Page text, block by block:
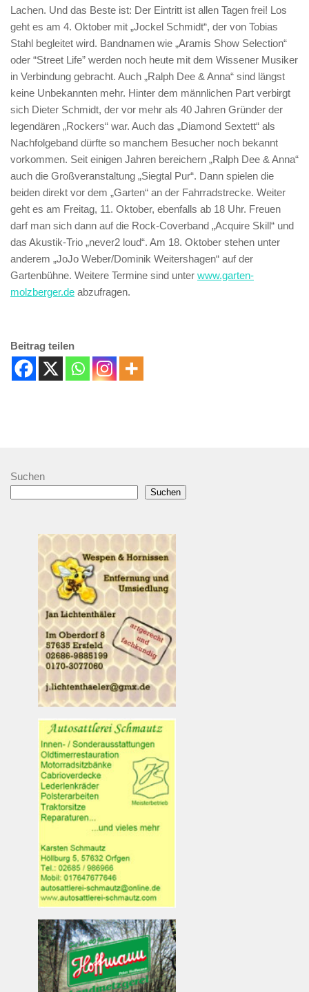
Lachen. Und das Beste ist: Der Eintritt ist allen Tagen frei! Los
geht es am 4. Oktober mit „Jockel Schmidt“, der von Tobias
Stahl begleitet wird. Bandnamen wie „Aramis Show Selection“
oder “Street Life” werden noch heute mit dem Wissener Musiker
in Verbindung gebracht. Auch „Ralph Dee & Anna“ sind längst
keine Unbekannten mehr. Hinter dem männlichen Part verbirgt
sich Dieter Schmidt, der vor mehr als 40 Jahren Gründer der
legendären „Rockers“ war. Auch das „Diamond Sextett“ als
Nachfolgeband dürfte so manchem Besucher noch bekannt
vorkommen. Seit einigen Jahren bereichern „Ralph Dee & Anna“
auch die Großveranstaltung „Siegtal Pur“. Dann spielen die
beiden direkt vor dem „Garten“ an der Fahrradstrecke. Weiter
geht es am Freitag, 11. Oktober, ebenfalls ab 18 Uhr. Freuen
darf man sich dann auf die Rock-Coverband „Acquire Skill“ und
das Akustik-Trio „never2 loud“. Am 18. Oktober stehen unter
anderem „JoJo Weber/Dominik Weitershagen“ auf der
Gartenbühne. Weitere Termine sind unter www.garten-
molzberger.de abzufragen.
Beitrag teilen
Suchen
Suchen